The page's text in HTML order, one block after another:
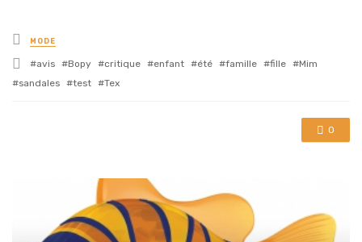
Posted
in
MODE
Tagged
with
avis Bopy critique enfant été famille fille
Mim
sandales
test Tex
0